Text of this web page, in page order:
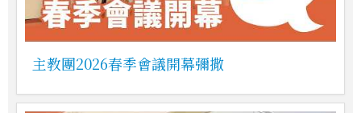
主教團2026春季會議開幕彌撒